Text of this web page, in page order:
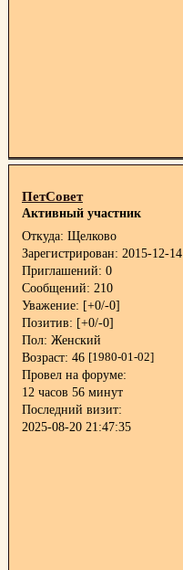
ПетСовет
Активный участник
Откуда: Щелково
Зарегистрирован: 2015-12-14
Приглашений: 0
Сообщений: 210
Уважение: [+0/-0]
Позитив: [+0/-0]
Пол: Женский
Возраст: 46 [1980-01-02]
Провел на форуме:
12 часов 56 минут
Последний визит:
2025-08-20 21:47:35